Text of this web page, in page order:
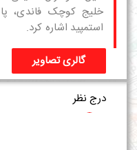
خلیج کوچک فاندی،
استمپید اشاره کرد.
گالری تصاویر
درج نظر